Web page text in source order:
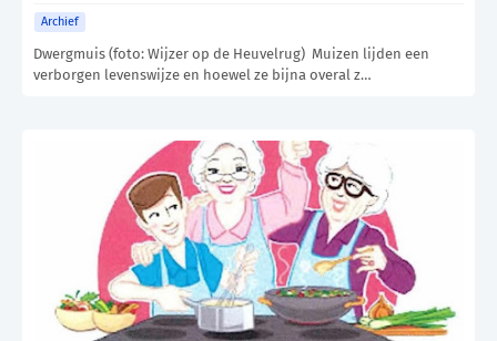
Archief
Dwergmuis (foto: Wijzer op de Heuvelrug) Muizen lijden een
verborgen levenswijze en hoewel ze bijna overal z…